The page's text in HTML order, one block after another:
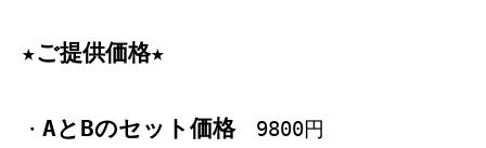
★ご提供価格★
・ AとBのセット価格9800円